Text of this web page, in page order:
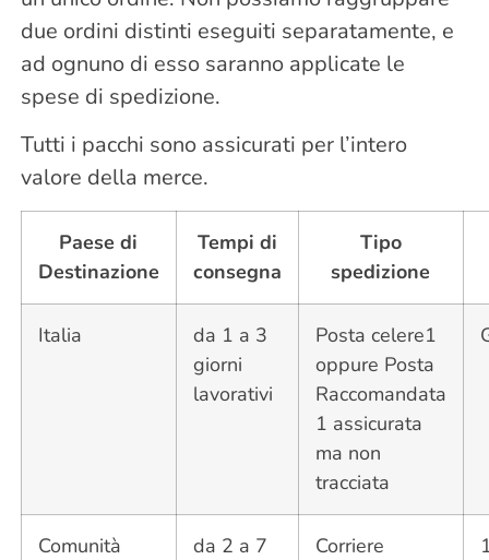
due ordini distinti eseguiti separatamente, e
ad ognuno di esso saranno applicate le
spese di spedizione.
Tutti i pacchi sono assicurati per l’intero
valore della merce.
Paese di
Destinazione
Tempi di
consegna
Tipo
spedizione
Italia
da 1 a 3
giorni
lavorativi
Posta celere1
oppure Posta
Raccomandata
1 assicurata
ma non
tracciata
Comunità
da 2 a 7
Corriere